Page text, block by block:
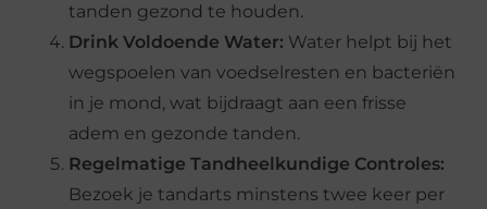
tanden gezond te houden.
Drink Voldoende Water: Water helpt bij het
wegspoelen van voedselresten en bacteriën
in je mond, wat bijdraagt aan een frisse
adem en gezonde tanden.
Regelmatige Tandheelkundige Controles:
Bezoek je tandarts minstens twee keer per